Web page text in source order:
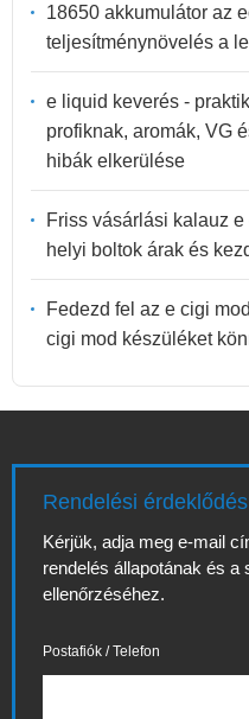
18650 akkumulátor az
teljesítménynövelés a
e liquid keverés -
profiknak, aromák, VG
hibák elkerülése
Friss vásárlási kalauz
helyi boltok árak és
Fedezd fel az e cigi
cigi mod készüléket
Rendelési érdeklődés
Kérjük, adja meg e-mail
rendelés állapotának és a
ellenőrzéséhez.
Postafiók / Telefon